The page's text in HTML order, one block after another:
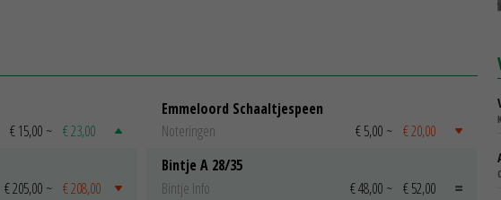
€ 15,00 ~ € 23,00
€ 205,00 ~ € 208,00
Emmeloord Schaaltjespeen
Noteringen
€ 5,00 ~ € 20,00
Bintje A 28/35
Bintje Info
€ 48,00 ~ € 52,00